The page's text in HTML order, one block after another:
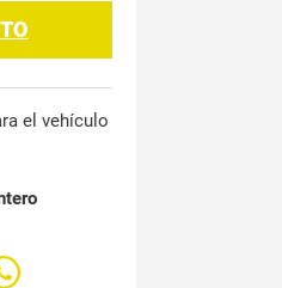
el vehículo